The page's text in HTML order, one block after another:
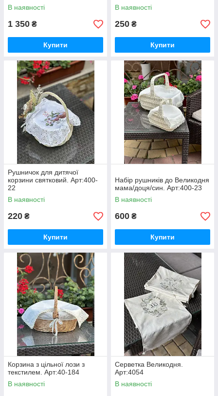
В наявності
1 350 ₴
Купити
В наявності
250 ₴
Купити
Рушничок для дитячої
корзини святковий. Арт:400-
22
В наявності
220 ₴
Купити
Набір рушників до Великодня
мама/доця/син. Арт:400-23
В наявності
600 ₴
Купити
Корзина з цільної лози з
текстилем. Арт:40-184
В наявності
Серветка Великодня.
Арт:4054
В наявності